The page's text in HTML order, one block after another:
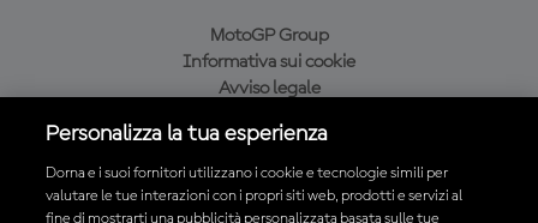
MotoGP Group
Informativa sui cookie
Avviso legale
Condizioni di acquisto
Personalizza la tua esperienza
Dorna e i suoi fornitori utilizzano i cookie e tecnologie simili per
valutare le tue interazioni con i propri siti web, prodotti e servizi al
fine di mostrarti una pubblicità personalizzata basata sulle tue